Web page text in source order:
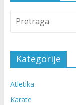
Kategorije
Atletika
Karate